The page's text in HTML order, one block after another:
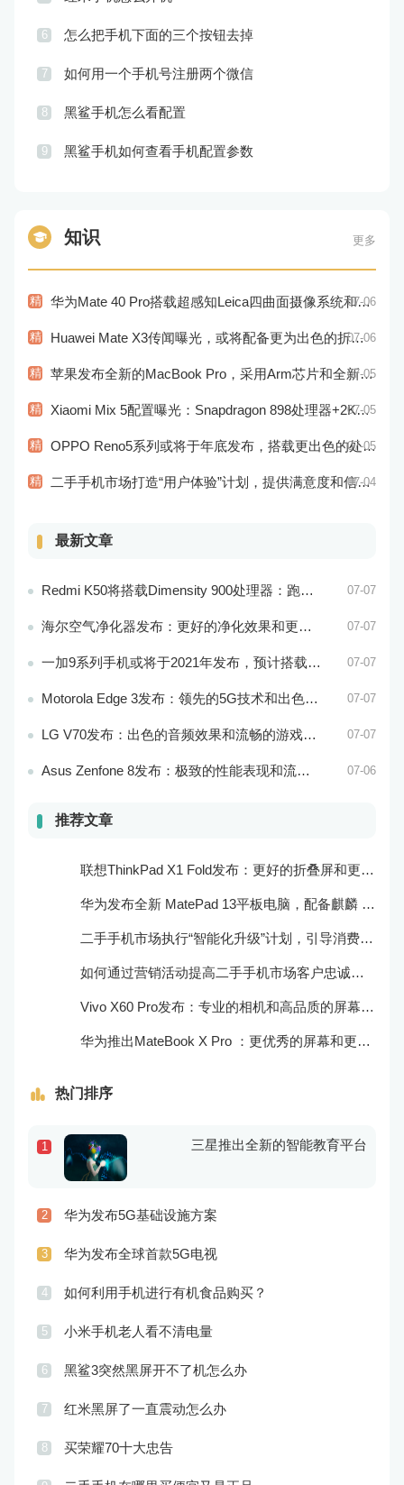
6 怎么把手机下面的三个按钮去掉
7 如何用一个手机号注册两个微信
8 黑鲨手机怎么看配置
9 黑鲨手机如何查看手机配置参数
知识 更多
精 华为Mate 40 Pro搭载超感知Leica四曲面摄像系统和麒麟9000E处理器07-06
精 Huawei Mate X3传闻曝光，或将配备更为出色的折叠屏幕和相机07-06
精 苹果发布全新的MacBook Pro，采用Arm芯片和全新的设计风格！07-05
精 Xiaomi Mix 5配置曝光：Snapdragon 898处理器+2K屏幕07-05
精 OPPO Reno5系列或将于年底发布，搭载更出色的处理器和相机系统07-05
精 二手手机市场打造“用户体验”计划，提供满意度和信任度的用户体验07-04
最新文章
Redmi K50将搭载Dimensity 900处理器：跑分过万 07-07
海尔空气净化器发布：更好的净化效果和更智能的控制系统 07-07
一加9系列手机或将于2021年发布，预计搭载更好的相机系统和处理器 07-07
Motorola Edge 3发布：领先的5G技术和出色的游戏性能 07-07
LG V70发布：出色的音频效果和流畅的游戏性能 07-07
Asus Zenfone 8发布：极致的性能表现和流畅的操作体验 07-06
推荐文章
联想ThinkPad X1 Fold发布：更好的折叠屏和更快速的处理器
华为发布全新 MatePad 13平板电脑，配备麒麟 970 处理器和全清屏幕
二手手机市场执行“智能化升级”计划，引导消费者迈向智能化生活
如何通过营销活动提高二手手机市场客户忠诚度？
Vivo X60 Pro发布：专业的相机和高品质的屏幕表现
华为推出MateBook X Pro ：更优秀的屏幕和更好的音频效果
热门排序
1 三星推出全新的智能教育平台
2 华为发布5G基础设施方案
3 华为发布全球首款5G电视
4 如何利用手机进行有机食品购买？
5 小米手机老人看不清电量
6 黑鲨3突然黑屏开不了机怎么办
7 红米黑屏了一直震动怎么办
8 买荣耀70十大忠告